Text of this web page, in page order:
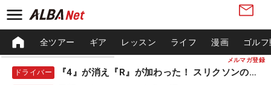
メルマガ登録
全ツアー ギア レッスン ライフ 漫画 ゴル
ドライバー 『4』が消え『R』が加わった！ スリクソンの新作